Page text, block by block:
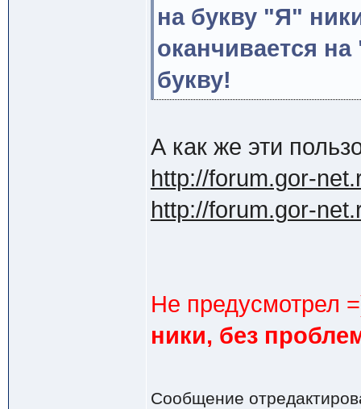
на букву "Я"
оканчивается
букву!
А как же эти
http://forum.gor-
http://forum.gor-
Не предусмотрел
ники, без
Сообщение